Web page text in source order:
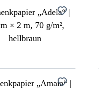
„Adela“ |
× 2 m, 70 g/m²,
hellbraun
„Amaia“ |